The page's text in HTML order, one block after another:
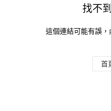
找不
這個連結可能有誤，
首